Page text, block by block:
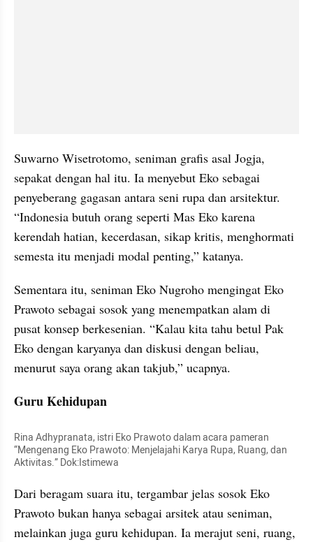
Suwarno Wisetrotomo, seniman grafis asal Jogja,
sepakat dengan hal itu. Ia menyebut Eko sebagai
penyeberang gagasan antara seni rupa dan arsitektur.
“Indonesia butuh orang seperti Mas Eko karena
kerendah hatian, kecerdasan, sikap kritis, menghormati
semesta itu menjadi modal penting,” katanya.
Sementara itu, seniman Eko Nugroho mengingat Eko
Prawoto sebagai sosok yang menempatkan alam di
pusat konsep berkesenian. “Kalau kita tahu betul Pak
Eko dengan karyanya dan diskusi dengan beliau,
menurut saya orang akan takjub,” ucapnya.
Guru Kehidupan
Rina Adhypranata, istri Eko Prawoto dalam acara pameran
“Mengenang Eko Prawoto: Menjelajahi Karya Rupa, Ruang, dan
Aktivitas.” Dok:Istimewa
Dari beragam suara itu, tergambar jelas sosok Eko
Prawoto bukan hanya sebagai arsitek atau seniman,
melainkan juga guru kehidupan. Ia merajut seni, ruang,